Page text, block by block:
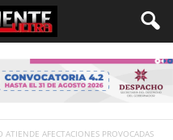
AFECTACIONES PROVOCADAS